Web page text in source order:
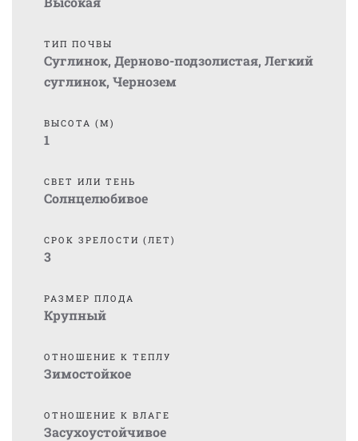
ТИП ПОЧВЫ
Суглинок, Дерново-подзолистая, Легкий
суглинок, Чернозем
ВЫСОТА (М)
1
СВЕТ ИЛИ ТЕНЬ
Солнцелюбивое
СРОК ЗРЕЛОСТИ (ЛЕТ)
3
РАЗМЕР ПЛОДА
Крупный
ОТНОШЕНИЕ К ТЕПЛУ
Зимостойкое
ОТНОШЕНИЕ К ВЛАГЕ
Засухоустойчивое